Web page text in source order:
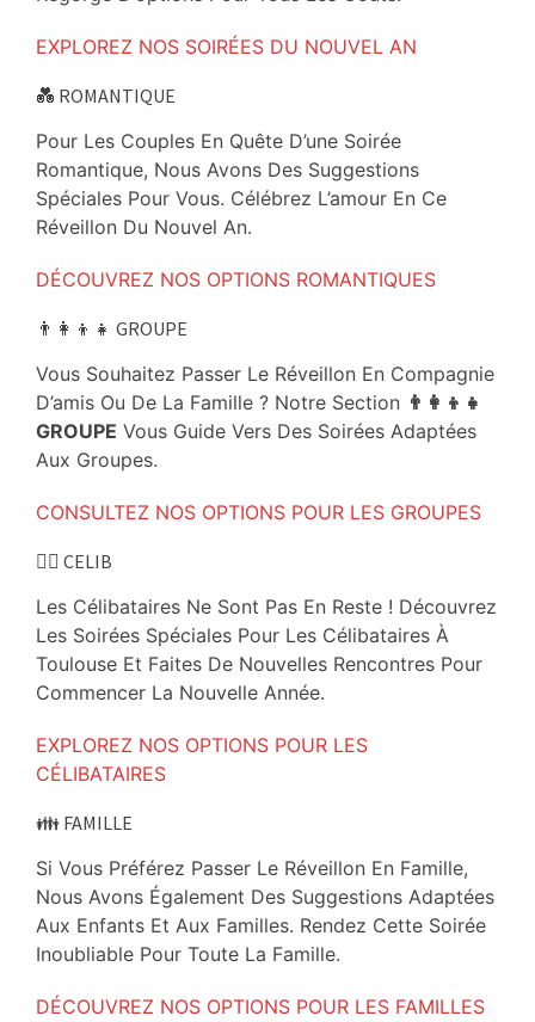
EXPLOREZ NOS SOIRÉES DU NOUVEL AN
💑 ROMANTIQUE
Pour Les Couples En Quête D’une Soirée
Romantique, Nous Avons Des Suggestions
Spéciales Pour Vous. Célébrez L’amour En Ce
Réveillon Du Nouvel An.
DÉCOUVREZ NOS OPTIONS ROMANTIQUES
👨‍👩‍👦‍👧 GROUPE
Vous Souhaitez Passer Le Réveillon En Compagnie
D’amis Ou De La Famille ? Notre Section 👨‍👩‍👦‍👧
GROUPE Vous Guide Vers Des Soirées Adaptées
Aux Groupes.
CONSULTEZ NOS OPTIONS POUR LES GROUPES
👱‍♂️ CELIB
Les Célibataires Ne Sont Pas En Reste ! Découvrez
Les Soirées Spéciales Pour Les Célibataires À
Toulouse Et Faites De Nouvelles Rencontres Pour
Commencer La Nouvelle Année.
EXPLOREZ NOS OPTIONS POUR LES
CÉLIBATAIRES
👪 FAMILLE
Si Vous Préférez Passer Le Réveillon En Famille,
Nous Avons Également Des Suggestions Adaptées
Aux Enfants Et Aux Familles. Rendez Cette Soirée
Inoubliable Pour Toute La Famille.
DÉCOUVREZ NOS OPTIONS POUR LES FAMILLES